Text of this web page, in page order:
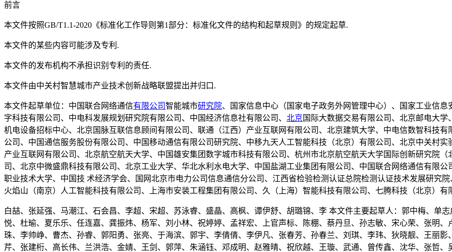
前言
本文件按照GB/T1.1-2020《标准化工作导则第1部分：标准化文件的结构和起草规则》的规定起草.
本文件的某些内容可能涉及专利.
本文件的发布机构不承担识别专利的责任.
本文件由中关村智慧城市产业技术创新战略联盟提出并归口.
本文件起草单位：中国联合网络通信有限公司智能城市研究院、国家信息中心（国家电子政务外网管理中心）、国家工业信
字科技有限公司、中电科发展规划研究院有限公司、中国经济信息社有限公司、 北京 国际大数据交易有限公司、北京邮电大
机电设备招标中心、北京国脉互联信息顾间有限公司、联通（江西）产业互联网有限公司、北京建筑大学、中电信数智科技
公司、中国通信服务股份有限公司、中国移动通信有限公司研究院、中移九天人工智能科技（北京）有限公司、北京中关村
产业互联网有限公司、北京航空航天大学、中国雄安集团数字城市科技有限公司、杭州市北京航空航天大学国际创新研究院
司、北京中微盛鼎科技有限公司、北京工业大学、华北水利水电大学、中国盐湖工业集团有限公司、中国联合网络通信有限
职业技术大学、中国技 术经济学会、国网北京市电力公司信息通信分公司、江西省检验检测认证总院检测认证技术发展研究
火焰山（南京）人工智能科技有限公司、上海市安装工程集团有限公司、久（上海）智能科技有限公司、七腾科技（北京）有
白喆、张延强、马潮江、石会昌、李超、宋超、苏泳睿、盛晶、高枫、谭伊舒、胡璐锦、李 本文件主要起草人：郭中梅、单
悦、杜瑜、夏乐乐、任连嘉、龚振炜、杨军、刘小林、祝婷婷、孟祥宏、上官声标、陈棚、蔡丹旦、孙志敏、宋心荣、张明
珠、李帅峥、曹杰、孙睿、郭阳勇、张亮、于海滨、郭宇、李倩倩、李伊凡、张春芳、孙春兰、刘琪、李玮、狄晓靓、王丽
芹、张建桁、高长伟、兰洪浩、金婧、王剑、郭萍、朱涵钰、邓成明、赵雅晴、祝欣越、王璇、武通、曾传鑫、沈华、张哲